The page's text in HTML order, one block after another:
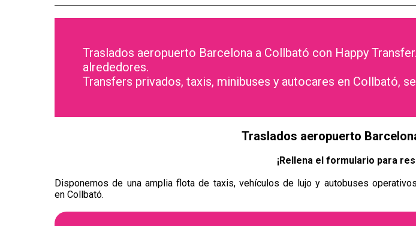
Traslados aeropuerto Barcelona a Collbató con Happy
alrededores.
Transfers privados, taxis, minibuses y autocares en Collbató,
Traslados aeropuerto
¡Rellena el formulario para
Disponemos de una amplia flota de taxis, vehículos de lujo y autobuses
en Collbató.